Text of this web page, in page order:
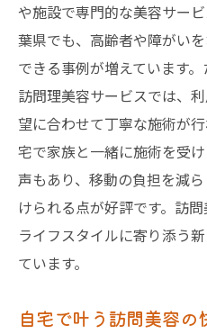
や施設で専門的な美容サー
葉県でも、高齢者や障がい
できる事例が増えています
訪問理美容サービスでは、
望に合わせて丁寧な施術が
宅で家族と一緒に施術を受
声もあり、移動の負担を減
けられる点が好評です。訪
ライフスタイルに寄り添う
ています。
自宅で叶う訪問美容